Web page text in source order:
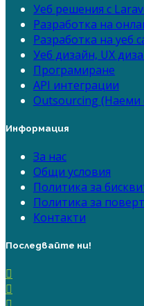
Уеб решения с
Разработка на
Разработка на уеб
Уеб дизайн, UX
Програмиране
API интеграции
Outsourcing (Наеми
Информация
За нас
Общи условия
Политика за
Политика за
Контакти
Последвайте ни!